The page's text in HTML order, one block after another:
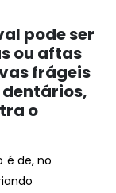
pode ser
ou aftas
frágeis
o
é de, no